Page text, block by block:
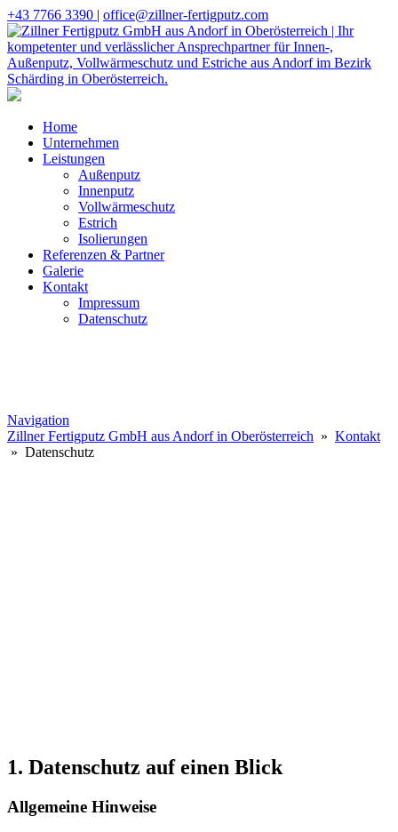
+43 7766 3390 | office@zillner-fertigputz.com
Home
Unternehmen
Leistungen
Außenputz
Innenputz
Vollwärmeschutz
Estrich
Isolierungen
Referenzen & Partner
Galerie
Kontakt
Impressum
Datenschutz
Navigation
Zillner Fertigputz GmbH aus Andorf in Oberösterreich » Kontakt
» Datenschutz
1. Datenschutz auf einen Blick
Allgemeine Hinweise